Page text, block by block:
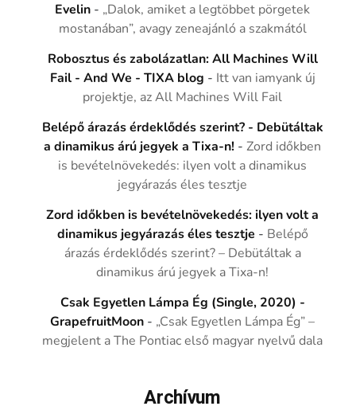
Evelin - „Dalok, amiket a legtöbbet pörgetek
mostanában”, avagy zeneajánló a szakmától
Robosztus és zabolázatlan: All Machines Will
Fail - And We - TIXA blog - Itt van iamyank új
projektje, az All Machines Will Fail
Belépő árazás érdeklődés szerint? - Debütáltak
a dinamikus árú jegyek a Tixa-n! -Zord időkben
is bevételnövekedés: ilyen volt a dinamikus
jegyárazás éles tesztje
Zord időkben is bevételnövekedés: ilyen volt a
dinamikus jegyárazás éles tesztje - Belépő
árazás érdeklődés szerint? – Debütáltak a
dinamikus árú jegyek a Tixa-n!
Csak Egyetlen Lámpa Ég (Single, 2020) -
GrapefruitMoon - „Csak Egyetlen Lámpa Ég” –
megjelent a The Pontiac első magyar nyelvű dala
Archívum